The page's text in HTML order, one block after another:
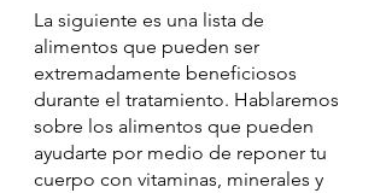
La siguiente es una lista de
alimentos que pueden ser
extremadamente beneficiosos
durante el tratamiento. Hablaremos
sobre los alimentos que pueden
ayudarte por medio de reponer tu
cuerpo con vitaminas, minerales y